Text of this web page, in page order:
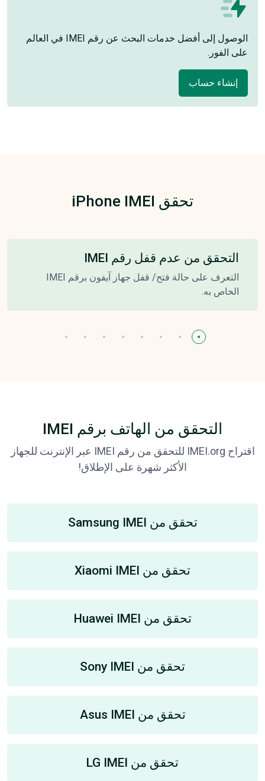
الوصول إلى أفضل خدمات البحث عن رقم IMEI في العالم
على الفور.
إنشاء حساب
تحقق iPhone IMEI
التحقق من عدم قفل رقم IMEI
التعرف على حالة فتح/ قفل جهاز آيفون برقم IMEI
الخاص به.
التحقق من الهاتف برقم IMEI
اقتراح IMEI.org للتحقق من رقم IMEI عبر الإنترنت للجهاز
الأكثر شهرة على الإطلاق!
تحقق من Samsung IMEI
تحقق من Xiaomi IMEI
تحقق من Huawei IMEI
تحقق من Sony IMEI
تحقق من Asus IMEI
تحقق من LG IMEI